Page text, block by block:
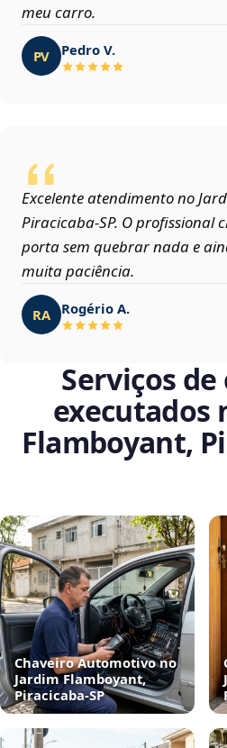
meu carro.
PV Pedro V.
Excelente atendimento no
Piracicaba‑SP. O profissional
porta sem quebrar nada e
muita paciência.
RA Rogério A.
Serviços
executados
Flamboyant,
Chaveiro Automotivo no
Jardim Flamboyant,
Piracicaba‑SP